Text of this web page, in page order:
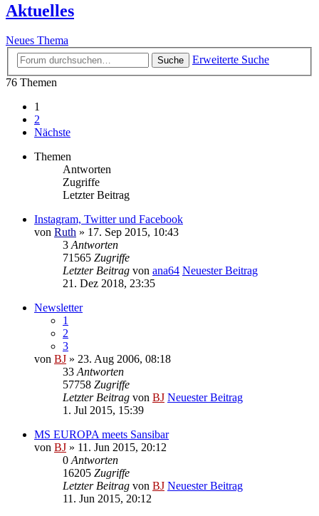
Aktuelles
Neues Thema
Suche
Erweiterte Suche
76 Themen
1
2
Nächste
Themen
Antworten
Zugriffe
Letzter Beitrag
Instagram, Twitter und Facebook
von Ruth » 17. Sep 2015, 10:43
3 Antworten
71565 Zugriffe
Letzter Beitrag von ana64 Neuester Beitrag
21. Dez 2018, 23:35
Newsletter
1
2
3
von BJ » 23. Aug 2006, 08:18
33 Antworten
57758 Zugriffe
Letzter Beitrag von BJ Neuester Beitrag
1. Jul 2015, 15:39
MS EUROPA meets Sansibar
von BJ » 11. Jun 2015, 20:12
0 Antworten
16205 Zugriffe
Letzter Beitrag von BJ Neuester Beitrag
11. Jun 2015, 20:12